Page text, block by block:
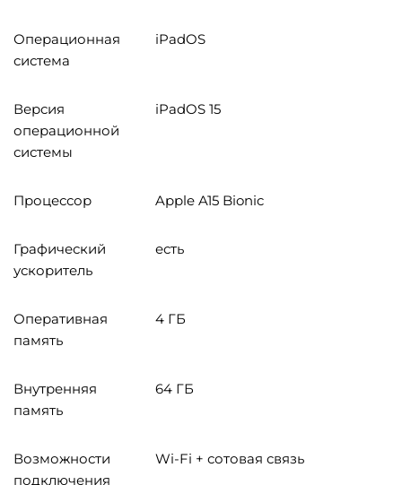
Операционная
система
iPadOS
Версия
операционной
системы
iPadOS 15
Процессор Apple A15 Bionic
Графический
ускоритель
есть
Оперативная
память
4 ГБ
Внутренняя
память
64 ГБ
Возможности
подключения
Wi-Fi + сотовая связь